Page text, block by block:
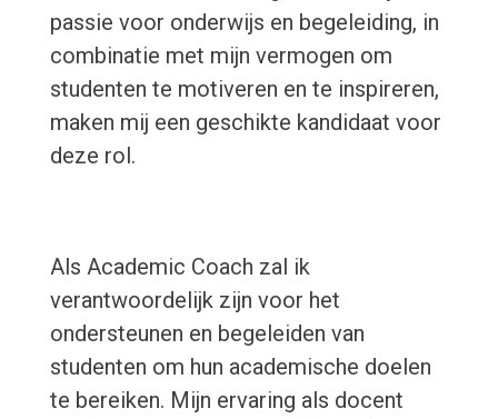
passie voor onderwijs en begeleiding, in
combinatie met mijn vermogen om
studenten te motiveren en te inspireren,
maken mij een geschikte kandidaat voor
deze rol.
Als Academic Coach zal ik
verantwoordelijk zijn voor het
ondersteunen en begeleiden van
studenten om hun academische doelen
te bereiken. Mijn ervaring als docent